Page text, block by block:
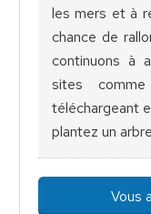
les mers et à
chance de
continuons à
sites
téléchargeant
plantez un
Vous